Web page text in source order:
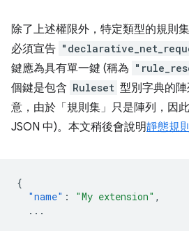
除了上述權限外，特定類型的規則
必須宣告
鍵應為具有單一鍵 (稱為
個鍵是包含 Ruleset 型別字典的
意，由於「規則集」只是陣列，因
JSON 中)。本文稍後會說明靜態規
{
"name" : "My extension" ,
...